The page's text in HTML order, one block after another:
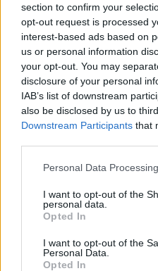
section to confirm your
opt-out request is processed
interest-based ads based on
us or personal information
your opt-out. You may
disclosure of your personal
IAB’s list of downstream
also be disclosed by us to
Downstream Participants that
Please note that this website/
not limited to your visit or
grant or deny consent to
use your data for below
consent section.
Personal Data
I want to opt-out of the
personal data.
Opted In
I want to opt-out of the
Personal Data.
Opted In
αποχαιρετιστούν αφού
Έλλη μένει πίσω και
επερχόμενο αποχωρισμό
Κυριακή 23 Μαρτίου στις
Πύργος Βιβλίων
Share this
Σινεμά ΚΠΙΣΝ